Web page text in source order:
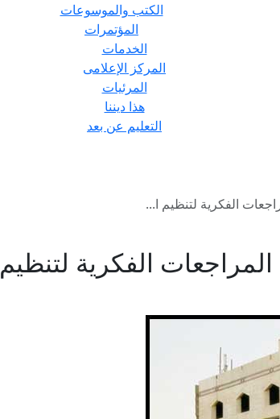
الكتب والموسوعات
المؤتمرات
الخدمات
المركز الإعلامى
المرئيات
هذا ديننا
التعليم عن بعد
الفكرية لتنظيم ا...
الفكرية لتنظيم